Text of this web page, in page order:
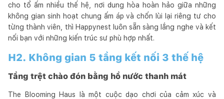
cho tổ ấm nhiều thế hệ, nơi dung hòa hoàn hảo giữa những
không gian sinh hoạt chung ấm áp và chốn lùi lại riêng tư cho
từng thành viên, thì Happynest luôn sẵn sàng lắng nghe và kết
nối bạn với những kiến trúc sư phù hợp nhất.
H2. Không gian 5 tầng kết nối 3 thế hệ
Tầng trệt chào đón bằng hồ nước thanh mát
The Blooming Haus là một cuộc dạo chơi của cảm xúc và